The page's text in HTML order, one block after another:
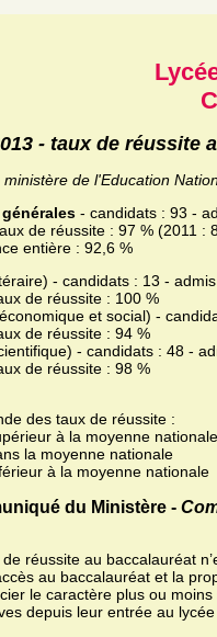
- taux de réussite
ministère de l'Education
- candidats : 93 -
de réussite : 97 % (2011 :
entière : 92,6 %
- candidats : 13 -
de réussite : 100 %
et social) -
de réussite : 94 %
- candidats : 48 -
de réussite : 98 %
des taux de réussite :
à la moyenne nationale
la moyenne nationale
à la moyenne nationale
du Ministère -
réussite au baccalauréat
au baccalauréat et la
le caractère plus ou
depuis leur entrée au